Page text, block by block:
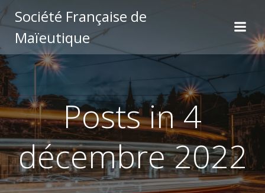
au
Société Française de
Maïeutique
Posts in 4
décembre 2022